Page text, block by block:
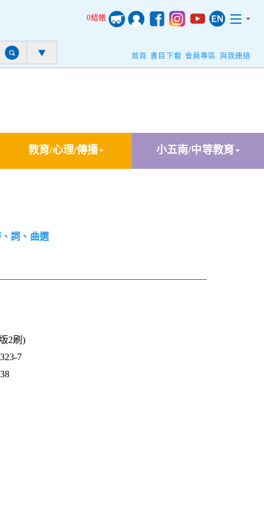
0結帳
首頁 書目下載 會員專區 與我連絡
教育/心理/傳播 小五南/中等教育
詞、曲選
2刷)
7